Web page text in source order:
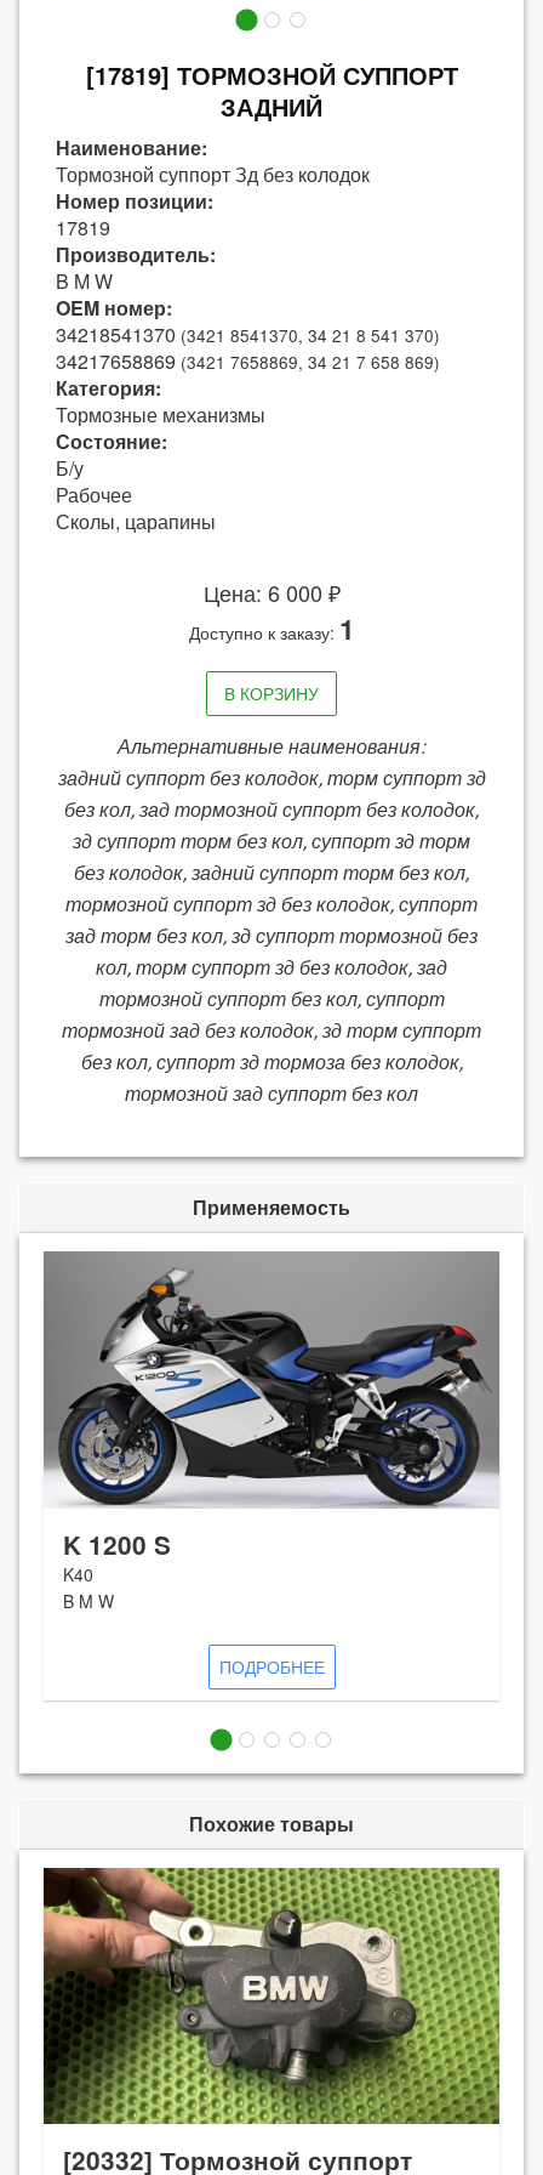
[17819] ТОРМОЗНОЙ СУППОРТ
ЗАДНИЙ
Наименование:
Тормозной суппорт Зд без колодок
Номер позиции:
17819
Производитель:
B M W
OEM номер:
34218541370 (3421 8541370, 34 21 8 541 370)
34217658869 (3421 7658869, 34 21 7 658 869)
Категория:
Тормозные механизмы
Состояние:
Б/у
Рабочее
Сколы, царапины
Цена: 6 000 ₽
Доступно к заказу: 1
В КОРЗИНУ
Альтернативные наименования:
задний суппорт без колодок, торм суппорт зд
без кол, зад тормозной суппорт без колодок,
зд суппорт торм без кол, суппорт зд торм
без колодок, задний суппорт торм без кол,
тормозной суппорт зд без колодок, суппорт
зад торм без кол, зд суппорт тормозной без
кол, торм суппорт зд без колодок, зад
тормозной суппорт без кол, суппорт
тормозной зад без колодок, зд торм суппорт
без кол, суппорт зд тормоза без колодок,
тормозной зад суппорт без кол
Применяемость
K 1200 S
K40
B M W
ПОДРОБНЕЕ
Похожие товары
[20332] Тормозной суппорт